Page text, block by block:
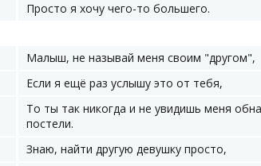
Просто я хочу чего-то большего.
Малыш, не называй меня своим "другом",
Если я ещё раз услышу это от тебя,
То ты так никогда и не увидишь меня
постели.
Знаю, найти другую девушку просто,